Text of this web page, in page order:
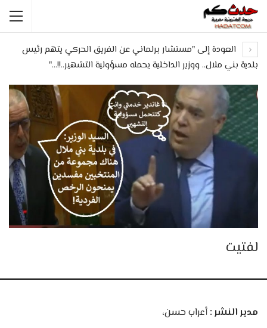
العودة إلى "مستشار برلماني عن الفريق الحركي يتهم رئيس
بلدية بني ملال.. ووزير الداخلية يحمله مسؤولية التشهير..!!…"
لفتيت
مدير النشر :أعراب حسن،